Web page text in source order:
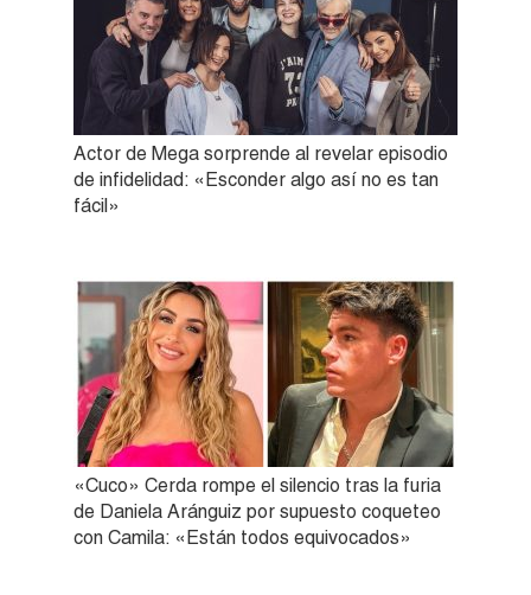
Actor de Mega sorprende al revelar episodio
de infidelidad: «Esconder algo así no es tan
fácil»
«Cuco» Cerda rompe el silencio tras la furia
de Daniela Aránguiz por supuesto coqueteo
con Camila: «Están todos equivocados»